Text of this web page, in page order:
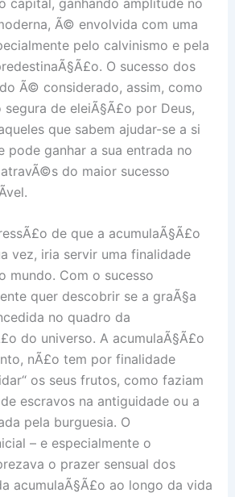
Ã© envolvida com uma
pelo calvinismo e pela
O sucesso dos
Ã© considerado, assim, como
segura de eleiÃ§Ã£o por Deus,
que sabem ajudar-se a si
pode ganhar a sua entrada no
do maior sucesso
de que a acumulaÃ§Ã£o
vez, iria servir uma finalidade
mundo. Com o sucesso
quer descobrir se a graÃ§a
no quadro da
do universo. A acumulaÃ§Ã£o
nÃ£o tem por finalidade
os seus frutos, como faziam
escravos na antiguidade ou a
pela burguesia. O
– e especialmente o
o prazer sensual dos
acumulaÃ§Ã£o ao longo da vida